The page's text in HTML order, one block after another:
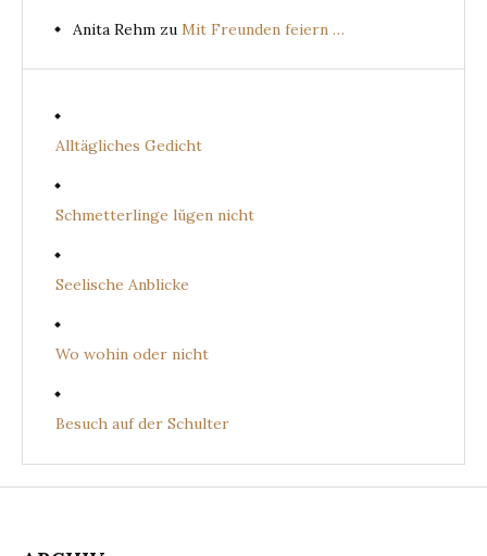
Anita Rehm zu Mit Freunden feiern …
Alltägliches Gedicht
Schmetterlinge lügen nicht
Seelische Anblicke
Wo wohin oder nicht
Besuch auf der Schulter